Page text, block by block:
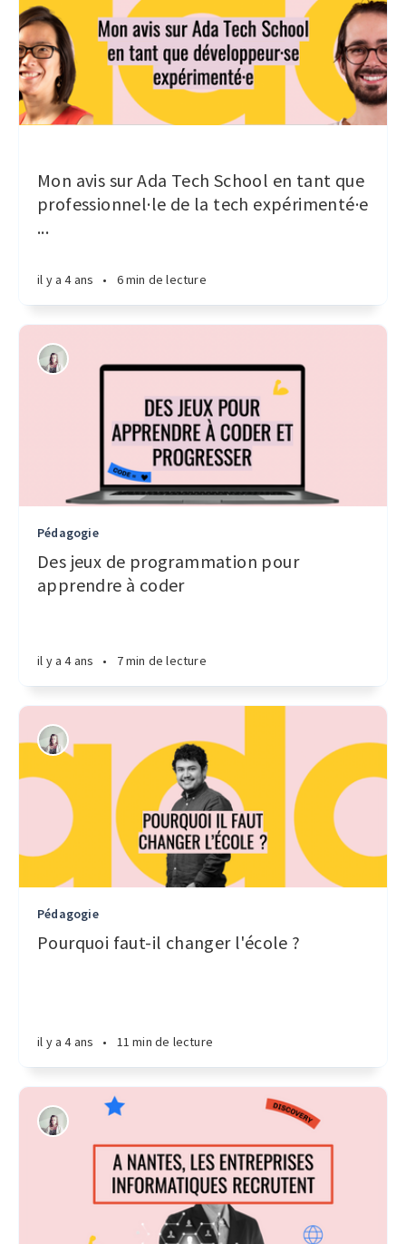
Mon avis sur Ada Tech School en tant que
professionnel·le de la tech expérimenté·e
...
il y a 4 ans • 6 min de lecture
Pédagogie
Des jeux de programmation pour
apprendre à coder
il y a 4 ans • 7 min de lecture
Pédagogie
Pourquoi faut-il changer l'école ?
il y a 4 ans • 11 min de lecture